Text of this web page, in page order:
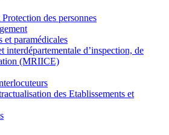
des personnes
et paramédicales
interdépartementale d’inspection, de
(MRIICE)
des Etablissements et